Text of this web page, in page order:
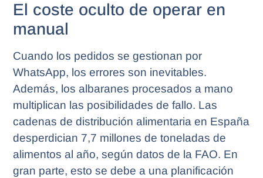
El coste oculto de operar en
manual
Cuando los pedidos se gestionan por
WhatsApp, los errores son inevitables.
Además, los albaranes procesados a mano
multiplican las posibilidades de fallo. Las
cadenas de distribución alimentaria en España
desperdician 7,7 millones de toneladas de
alimentos al año, según datos de la FAO. En
gran parte, esto se debe a una planificación